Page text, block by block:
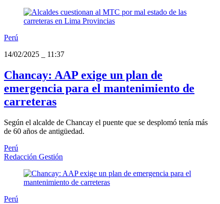
Perú
14/02/2025
11:37
Chancay: AAP exige un plan de
emergencia para el mantenimiento de
carreteras
Según el alcalde de Chancay el puente que se desplomó tenía más
de 60 años de antigüedad.
Perú
Redacción Gestión
Perú